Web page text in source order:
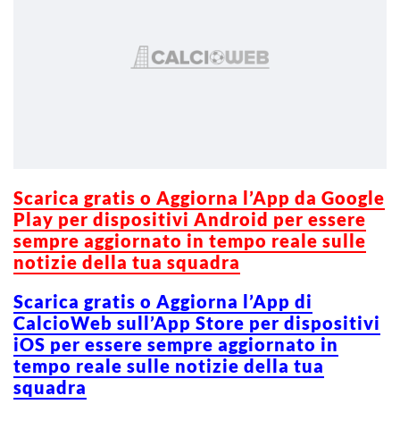
Scarica gratis o Aggiorna l’App da Google
Play per dispositivi Android per essere
sempre aggiornato in tempo reale sulle
notizie della tua squadra
Scarica gratis o Aggiorna l’App di
CalcioWeb sull’App Store per dispositivi
iOS per essere sempre aggiornato in
tempo reale sulle notizie della tua
squadra